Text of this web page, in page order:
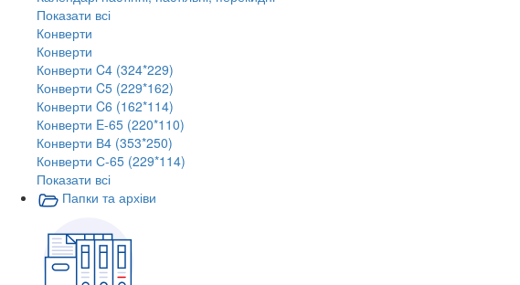
Показати всі
Конверти
Конверти
Конверти C4 (324*229)
Конверти C5 (229*162)
Конверти C6 (162*114)
Конверти E-65 (220*110)
Конверти В4 (353*250)
Конверти С-65 (229*114)
Показати всі
Папки та архіви